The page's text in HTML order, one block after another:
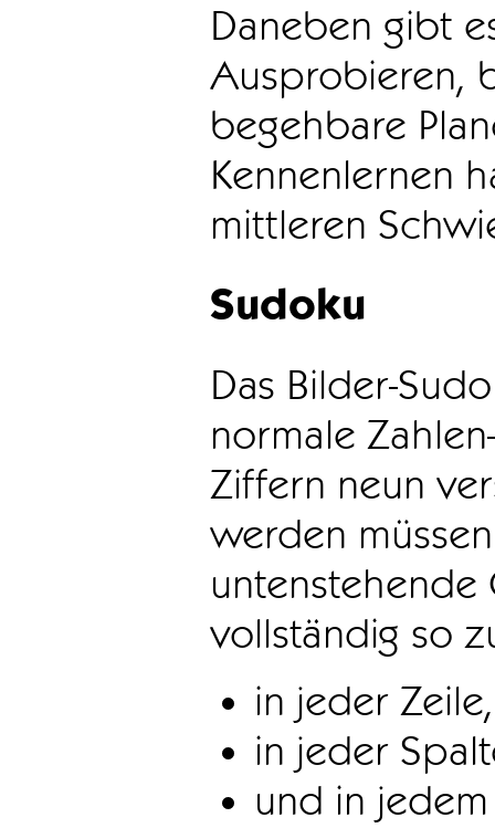
Daneben gibt
Ausprobieren,
begehbare
Kennenlernen
mittleren
Sudoku
Das Bilder-
normale
Ziffern neun
werden
vollständig so
in jeder Zeile,
in jeder
und in